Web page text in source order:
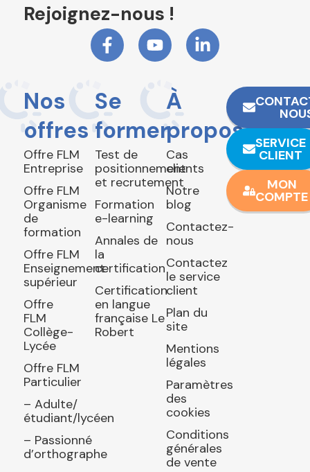
Rejoignez-nous !
Nos
offres
Offre FLM
Entreprise
Offre FLM
Organisme
de
formation
Offre FLM
Enseignement
supérieur
Offre
FLM
Collège-
Lycée
Offre FLM
Particulier
– Adulte/
étudiant/lycéen
– Passionné
d’orthographe
Se
former
Test de
positionnement
et recrutement
Formation
e-learning
Annales de
la
certification
Certification
en langue
française Le
Robert
À
propos
Cas
clients
Notre
blog
Contactez-
nous
Contactez
le service
client
Plan du
site
Mentions
légales
Paramètres
des
cookies
Conditions
générales
de vente
SERVICE
CLIENT
MON
COMPTE